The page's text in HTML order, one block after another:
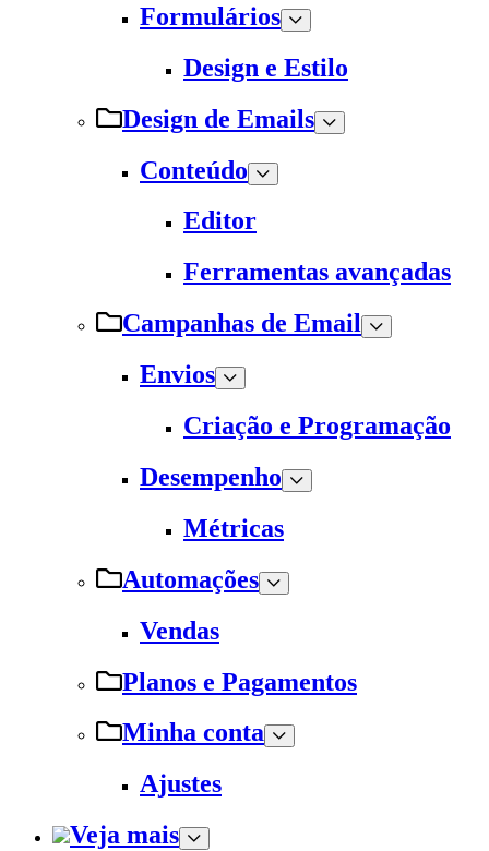
Formulários
Design e Estilo
Design de Emails
Conteúdo
Editor
Ferramentas avançadas
Campanhas de Email
Envios
Criação e Programação
Desempenho
Métricas
Automações
Vendas
Planos e Pagamentos
Minha conta
Ajustes
Veja mais